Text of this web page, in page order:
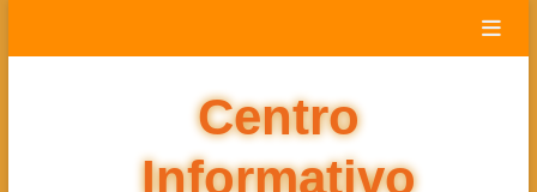
Centro
Informativo